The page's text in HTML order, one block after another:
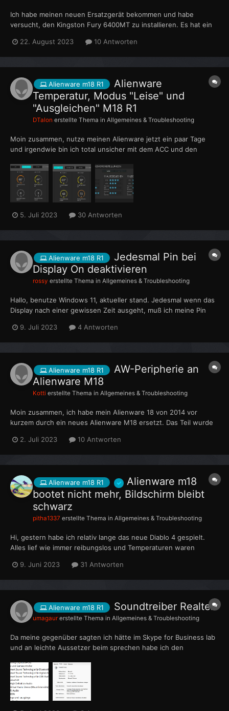
Ich habe meinen neuen Ersatzgerät bekommen und habe
versucht, den Kingston Fury 6400MT zu installieren. Es hat ein
BIOS auf 6400MHz einstelle. Was ist das? Kann ich das
irgendwie beheben? VID-20230822-WA0003.mp4
22. August 2023 10 Antworten
Alienware m18 R1
Alienware
Temperatur, Modus "Leise" und
"Ausgleichen" M18 R1
DTalon erstellte Thema in Allgemeines & Troubleshooting
Moin zusammen, nutze meinen Alienware jetzt ein paar Tage
und irgendwie bin ich total unsicher mit dem ACC und den
Brower "Chrome" offen habe und nur auf Youtube drauf bin,
habe ich im Modus "Leise" und ebenfalls im Modus "Ausgleich"
so h...
5. Juli 2023 30 Antworten
Alienware m18 R1
Jedesmal Pin bei
Display On deaktivieren
rossy erstellte Thema in Allgemeines & Troubleshooting
Hallo, benutze Windows 11, aktueller stand. Jedesmal wenn das
Display nach einer gewissen Zeit ausgeht, muß ich meine Pin
ein XMG, da war dies nicht so. Wie deaktiviere ich diese
Abfrage, ohne den Pin zu löschen? habe bereit...
9. Juli 2023 4 Antworten
Alienware m18 R1
AW-Peripherie an
Alienware M18
Kotti erstellte Thema in Allgemeines & Troubleshooting
Moin zusammen, ich habe mein Alienware 18 von 2014 vor
kurzem durch ein neues Alienware M18 ersetzt. Das Teil wurde
Gerät wieder überwiegend als Desktopersatz betrieben wird,
habe ich meinen Monitor AW2518H, meine Tastatur AW768 s...
2. Juli 2023 10 Antworten
Alienware m18 R1
Alienware m18
bootet nicht mehr, Bildschirm bleibt
schwarz
pitha1337 erstellte Thema in Allgemeines & Troubleshooting
Hi, gestern habe ich relativ lange das neue Diablo 4 gespielt.
Alles lief wie immer reibungslos und Temperaturen waren
heruntergefahren. Heute wollte ich ihn wieder starten und ich
bekomme kein Bild mehr. Selbst mit externem Display hab...
9. Juni 2023 31 Antworten
Alienware m18 R1 Soundtreiber Realtek
umagaur erstellte Thema in Allgemeines & Troubleshooting
Da meine gegenüber sagten ich hätte im Skype for Business lab
und an leichte Aussetzer beim sprechen habe ich den
den neuesten Realtek Treiber für das m18 heruntergeladen und
ihn installiert. Wie immer bei Realtek deinstalliert das P...